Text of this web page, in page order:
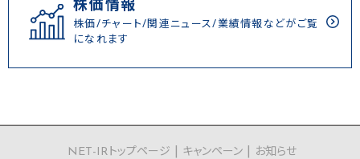
株価情報
株価/チャート/関連ニュース/業績情報などがご覧
になれます
NET-IRトップページ キャンペーン
お知らせ